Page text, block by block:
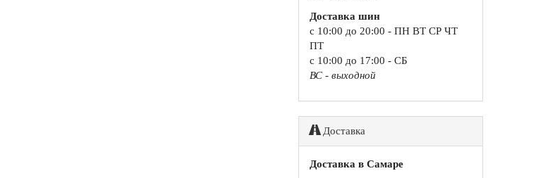
Доставка шин
с 10:00 до 20:00 - ПН ВТ СР ЧТ
ПТ
с 10:00 до 17:00 - СБ
ВС - выходной
Доставка
Доставка в Самаре